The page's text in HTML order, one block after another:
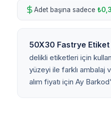
Adet başına sadece
50X30 Fastrye
delikli etiketleri için
yüzeyi ile farklı ambalaj
alım fiyatı için Ay